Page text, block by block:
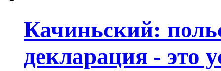
Качиньский:
декларация - это